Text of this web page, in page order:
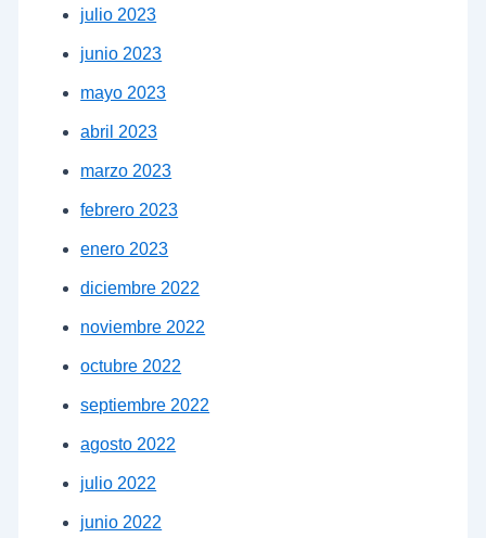
julio 2023
junio 2023
mayo 2023
abril 2023
marzo 2023
febrero 2023
enero 2023
diciembre 2022
noviembre 2022
octubre 2022
septiembre 2022
agosto 2022
julio 2022
junio 2022